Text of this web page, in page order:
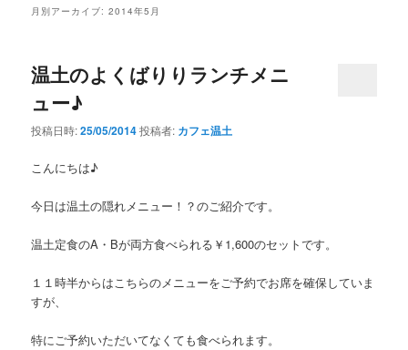
月別アーカイブ:2014年5月
温土のよくばりりランチメニ
ュー♪
投稿日時:25/05/2014投稿者: カフェ温土
こんにちは♪
今日は温土の隠れメニュー！？のご紹介です。
温土定食のA・Bが両方食べられる￥1,600のセットです。
１１時半からはこちらのメニューをご予約でお席を確保していま
すが、
特にご予約いただいてなくても食べられます。